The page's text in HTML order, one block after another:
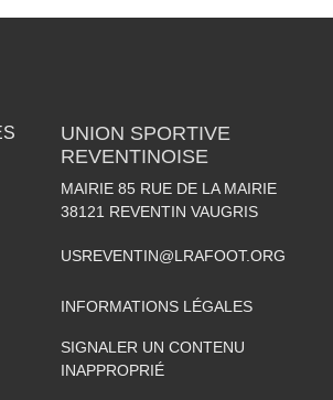
UNION SPORTIVE
REVENTINOISE
MAIRIE 85 RUE DE LA MAIRIE
38121 REVENTIN VAUGRIS
USREVENTIN@LRAFOOT.ORG
INFORMATIONS LÉGALES
SIGNALER UN CONTENU
INAPPROPRIÉ